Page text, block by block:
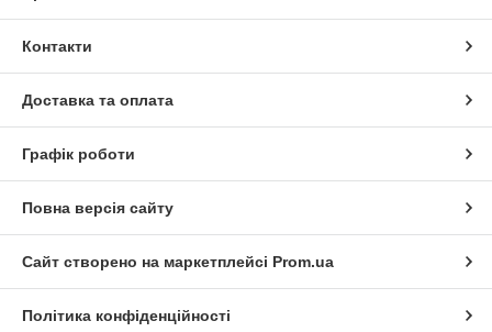
Контакти
Доставка та оплата
Графік роботи
Повна версія сайту
Сайт створено на маркетплейсі Prom.ua
Політика конфіденційності